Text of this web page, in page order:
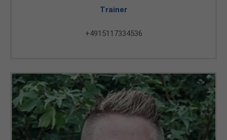
Trainer
+4915117334536